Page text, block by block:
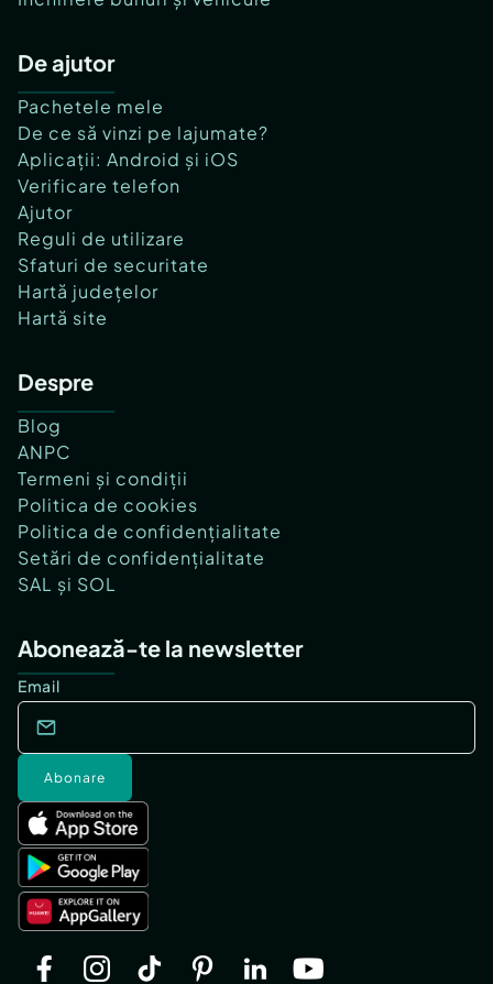
De ajutor
Pachetele mele
De ce să vinzi pe lajumate?
Aplicații: Android și iOS
Verificare telefon
Ajutor
Reguli de utilizare
Sfaturi de securitate
Hartă județelor
Hartă site
Despre
Blog
ANPC
Termeni și condiții
Politica de cookies
Politica de confidențialitate
Setări de confidențialitate
SAL și SOL
Abonează-te la newsletter
Email
Abonare